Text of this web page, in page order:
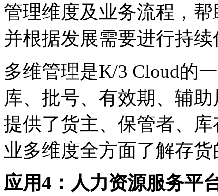
管理维度及业务流程，
并根据发展需要进行持
多维管理是K/3 Cloud的
库、批号、有效期、辅
提供了货主、保管者、
业多维度全方面了解存
应用4：人力资源服务平